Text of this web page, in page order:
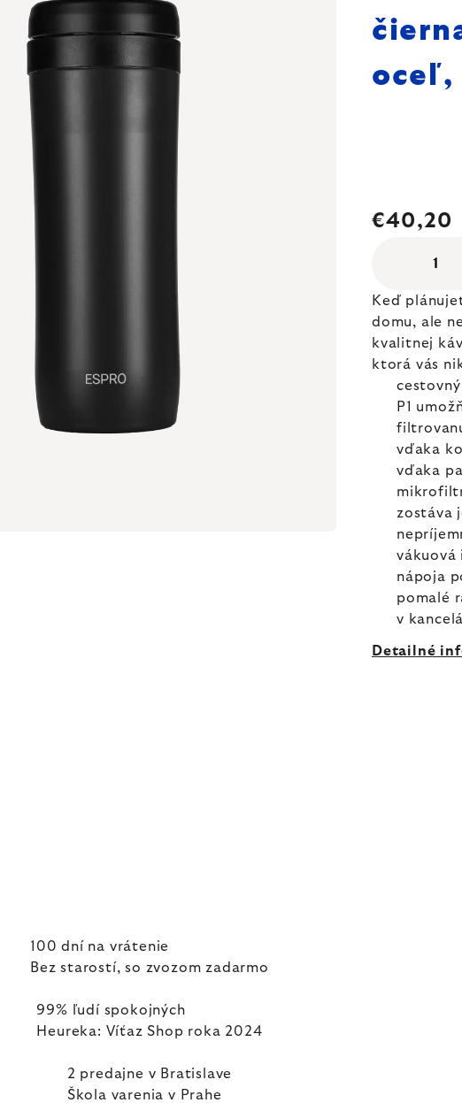
oceľ,
€40,20
Keď
domu, ale
kvalitnej
ktorá vás
cestovný
P1
vďaka
vďaka
zostáva
vákuová
nápoja
pomalé
v
Detailné
100 dní na vrátenie
Bez starostí, so zvozom zadarmo
99% ľudí spokojných
Heureka: Víťaz Shop roka 2024
2 predajne v Bratislave
Škola varenia v Prahe